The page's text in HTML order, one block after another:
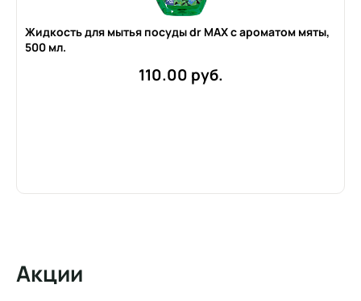
Жидкость для мытья посуды dr MAX с ароматом мяты,
500 мл.
110.00 руб.
Акции